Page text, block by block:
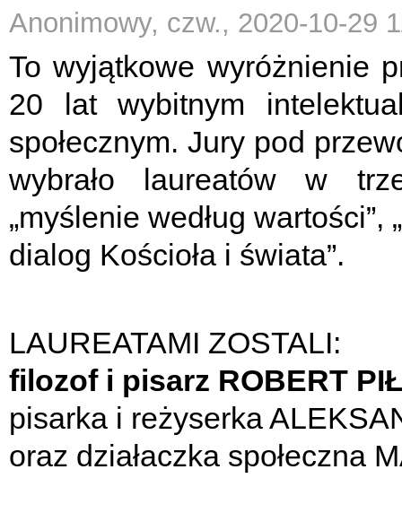
Anonimowy, czw., 2020-10-29
To wyjątkowe wyróżnienie
20 lat wybitnym
społecznym. Jury pod
wybrało laureatów w
„myślenie według
dialog Kościoła i świata”.
LAUREATAMI ZOSTALI:
filozof i pisarz ROBERT
pisarka i reżyserka
oraz działaczka społeczna